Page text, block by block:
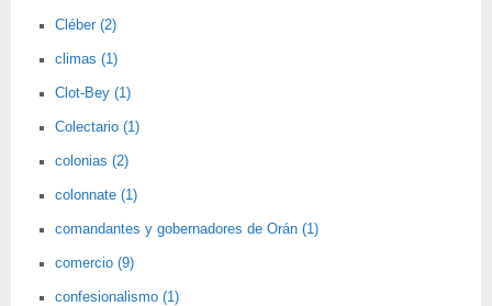
Cléber (2)
climas (1)
Clot-Bey (1)
Colectario (1)
colonias (2)
colonnate (1)
comandantes y gobernadores de Orán (1)
comercio (9)
confesionalismo (1)